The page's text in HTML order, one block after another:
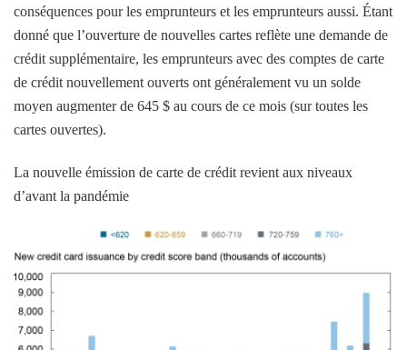
conséquences pour les emprunteurs et les emprunteurs aussi. Étant
donné que l’ouverture de nouvelles cartes reflète une demande de
crédit supplémentaire, les emprunteurs avec des comptes de carte
de crédit nouvellement ouverts ont généralement vu un solde
moyen augmenter de 645 $ au cours de ce mois (sur toutes les
cartes ouvertes).
La nouvelle émission de carte de crédit revient aux niveaux
d’avant la pandémie